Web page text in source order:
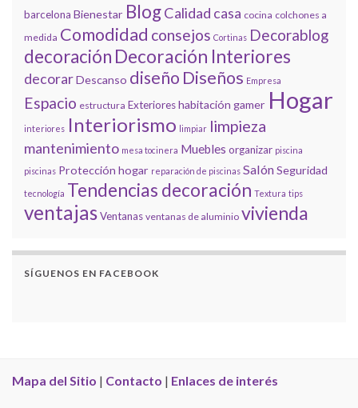
barcelona Bienestar BlogCalidad casa cocina colchones a
medida Comodidad consejos Cortinas Decorablog
decoración Decoración Interiores
decorarDescanso diseño Diseños Empresa
Espacio estructura Exterioreshabitación gamer Hogar
interiores Interiorismo limpiar limpieza
mantenimiento mesa tocinera Muebles organizar piscina
piscinas Protección hogar reparación de piscinas SalónSeguridad
tecnología Tendencias decoración Textura tips
ventajasVentanas ventanas de aluminio vivienda
SÍGUENOS EN FACEBOOK
Mapa del Sitio | Contacto | Enlaces de interés